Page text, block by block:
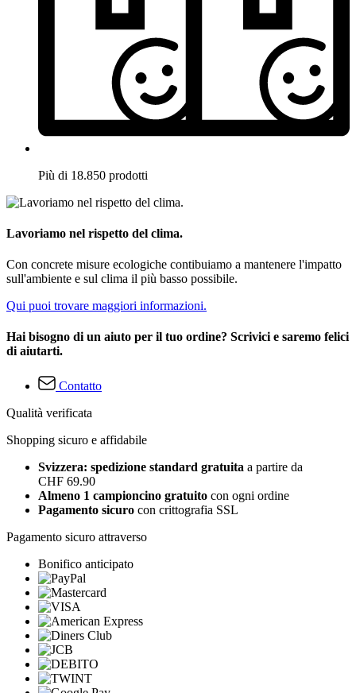
Più di 18.850 prodotti
Lavoriamo nel rispetto del clima.
Con concrete misure ecologiche contibuiamo a mantenere l'impatto
sull'ambiente e sul clima il più basso possibile.
Qui puoi trovare maggiori informazioni.
Hai bisogno di un aiuto per il tuo ordine? Scrivici e saremo felici
di aiutarti.
Contatto
Qualità verificata
Shopping sicuro e affidabile
Svizzera: spedizione standard gratuita a partire da
CHF 69.90
Almeno 1 campioncino gratuito con ogni ordine
Pagamento sicuro con crittografia SSL
Pagamento sicuro attraverso
Bonifico anticipato